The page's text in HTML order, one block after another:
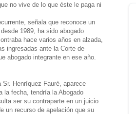
no vive de lo que éste le paga ni
señala que reconoce un
1989, ha sido abogado
hace varios años en alzada,
ingresadas ante la Corte de
abogado integrante en ese año.
Henríquez Fauré, aparece
la fecha, tendría la Abogado
ser su contraparte en un juicio
un recurso de apelación que su